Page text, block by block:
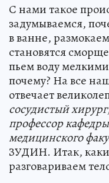
С нами такое
задумываемся,
в ванне,
становятся
пьем воду
почему? На все
отвечает
сосудистый
профессор
медицинского
ЗУДИН. Итак,
разговариваем